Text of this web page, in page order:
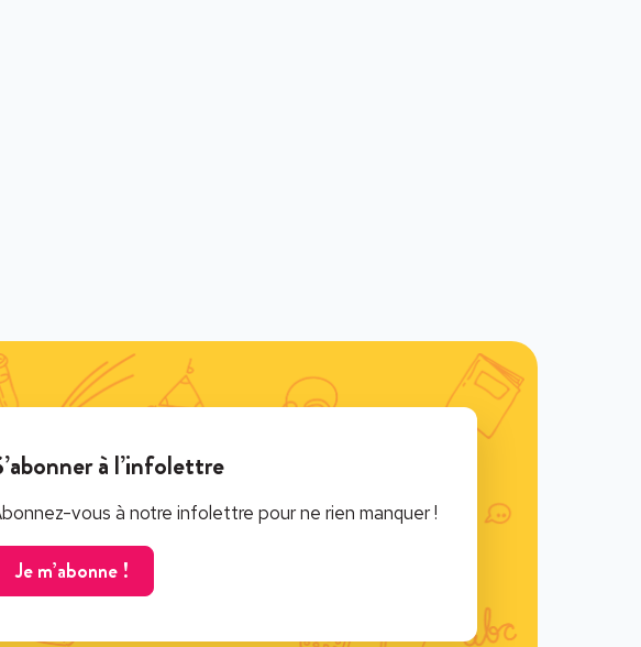
à l’infolettre
vous à notre infolettre pour ne rien manquer !
Je m’abonne !